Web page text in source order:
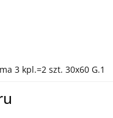
3 kpl.=2 szt. 30x60 G.1